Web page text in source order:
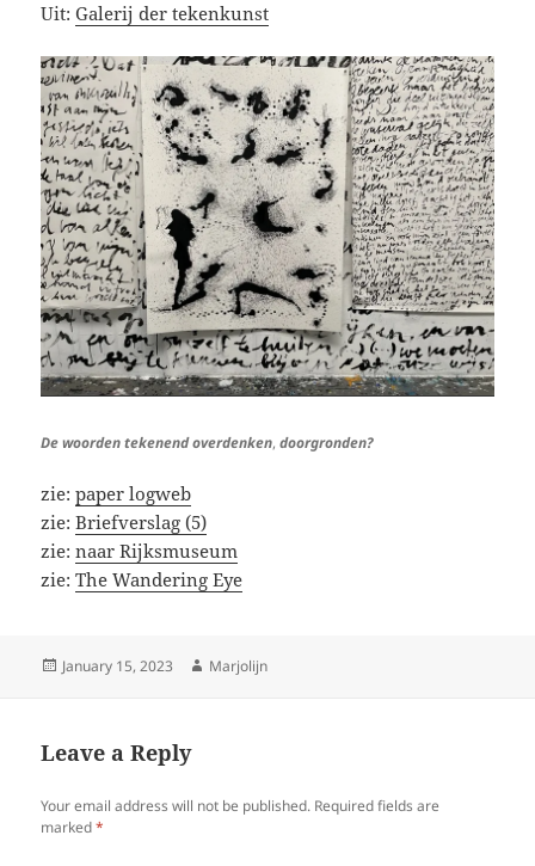
Uit:Galerij der tekenkunst
De woorden tekenend overdenken, doorgronden?
zie:paper logweb
zie:Briefverslag (5)
zie:naar Rijksmuseum
zie:The Wandering Eye
Posted
January 15, 2023 Author
Marjolijn
Leave a Reply
Your email address will not be published. Required fields are
marked*